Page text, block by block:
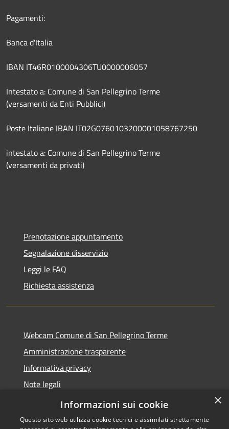
Pagamenti:
Banca d'Italia
IBAN IT46R0100004306TU0000006057
Intestato a: Comune di San Pellegrino Terme
(versamenti da Enti Pubblici)
Poste Italiane IBAN IT02G0760103200001058767250
intestato a: Comune di San Pellegrino Terme
(versamenti da privati)
Prenotazione appuntamento
Segnalazione disservizio
Leggi le FAQ
Richiesta assistenza
Webcam Comune di San Pellegrino Terme
Amministrazione trasparente
Informativa privacy
Note legali
Dichiarazione di accessibilità
×
Informazioni sui cookie
Questo sito web utilizza cookie tecnici e assimilati strettamente